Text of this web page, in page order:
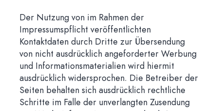
Der Nutzung von im Rahmen der
Impressumspflicht veröffentlichten
Kontaktdaten durch Dritte zur Übersendung
von nicht ausdrücklich angeforderter Werbung
und Informationsmaterialien wird hiermit
ausdrücklich widersprochen. Die Betreiber der
Seiten behalten sich ausdrücklich rechtliche
Schritte im Falle der unverlangten Zusendung